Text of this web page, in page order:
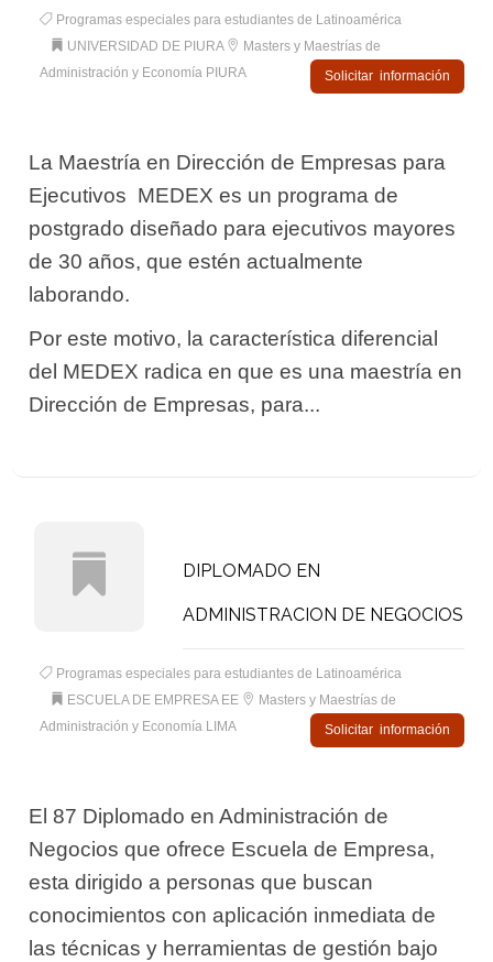
Programas especiales para estudiantes de Latinoamérica
UNIVERSIDAD DE PIURA
Masters y Maestrías de
Administración y Economía PIURA
Solicitar información
La Maestría en Dirección de Empresas para
Ejecutivos  MEDEX es un programa de
postgrado diseñado para ejecutivos mayores
de 30 años, que estén actualmente
laborando.
Por este motivo, la característica diferencial
del MEDEX radica en que es una maestría en
Dirección de Empresas, para...
DIPLOMADO EN
ADMINISTRACION DE NEGOCIOS
Programas especiales para estudiantes de Latinoamérica
ESCUELA DE EMPRESA EE
Masters y Maestrías de
Administración y Economía LIMA
Solicitar información
El 87 Diplomado en Administración de
Negocios que ofrece Escuela de Empresa,
esta dirigido a personas que buscan
conocimientos con aplicación inmediata de
las técnicas y herramientas de gestión bajo